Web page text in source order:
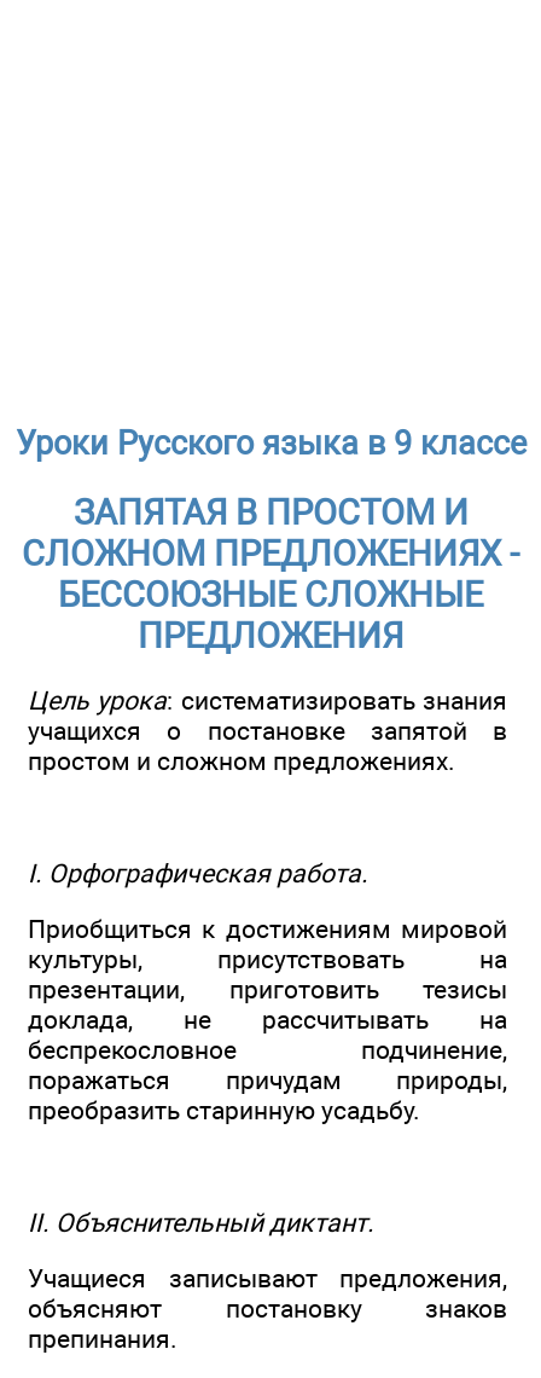
Уроки Русского языка в 9 классе
ЗАПЯТАЯ В ПРОСТОМ И
СЛОЖНОМ ПРЕДЛОЖЕНИЯХ -
БЕССОЮЗНЫЕ СЛОЖНЫЕ
ПРЕДЛОЖЕНИЯ
Цель урока: систематизировать знания
учащихся о постановке запятой в
простом и сложном предложениях.
I. Орфографическая работа.
Приобщиться к достижениям мировой
культуры, присутствовать на
презентации, приготовить тезисы
доклада, не рассчитывать на
беспрекословное подчинение,
поражаться причудам природы,
преобразить старинную усадьбу.
II. Объяснительный диктант.
Учащиеся записывают предложения,
объясняют постановку знаков
препинания.